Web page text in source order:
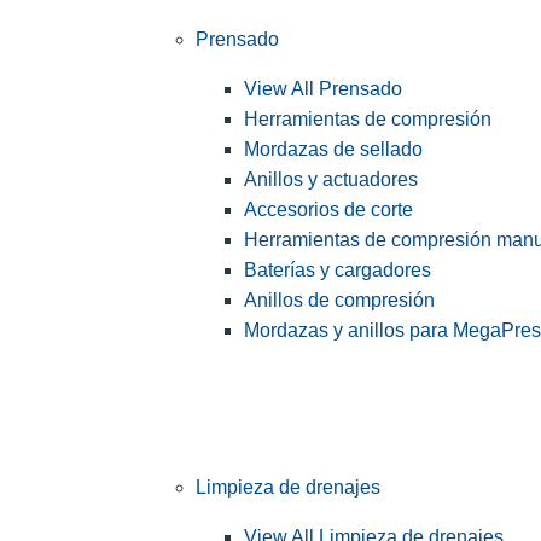
Prensado
View All Prensado
Herramientas de compresión
Mordazas de sellado
Anillos y actuadores
Accesorios de corte
Herramientas de compresión
Baterías y cargadores
Anillos de compresión
Mordazas y anillos para
Limpieza de drenajes
View All Limpieza de drenajes